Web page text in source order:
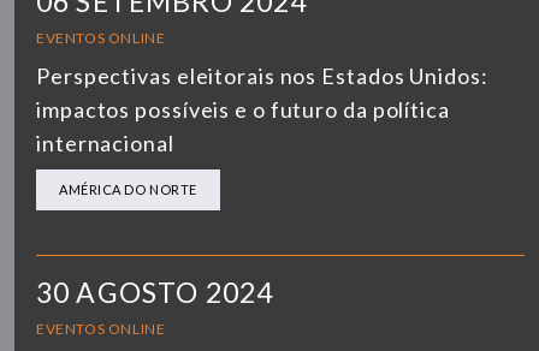
EVENTOS ONLINE
Perspectivas eleitorais nos Estados Unidos:
impactos possíveis e o futuro da política
internacional
AMÉRICA DO NORTE
30 AGOSTO 2024
EVENTOS ONLINE